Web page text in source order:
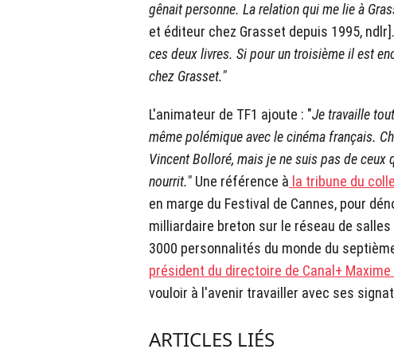
gênait personne. La relation qui me lie à
et éditeur chez Grasset depuis 1995, ndlr].
ces deux livres. Si pour un troisième il est
chez Grasset."
L'animateur de TF1 ajoute : "Je travaille
même polémique avec le cinéma français.
Vincent Bolloré, mais je ne suis pas de ceux
nourrit." Une référence à la tribune du
en marge du Festival de Cannes, pour
milliardaire breton sur le réseau de salles
3000 personnalités du monde du
président du directoire de Canal+ Maxime
vouloir à l'avenir travailler avec ses
ARTICLES LIÉS